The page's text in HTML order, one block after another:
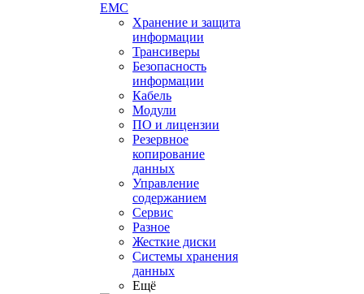
EMC
Хранение и защита
информации
Трансиверы
Безопасность
информации
Кабель
Модули
ПО и лицензии
Резервное
копирование
данных
Управление
содержанием
Сервис
Разное
Жесткие диски
Системы хранения
данных
Ещё